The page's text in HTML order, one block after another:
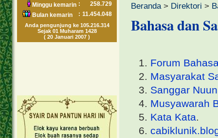
Minggu kemarin :
258.729
Bulan kemarin
: 11.454.048
Anda pengunjung ke 105.216.314
Sejak 01 Muharam 1428
( 20 Januari 2007 )
Beranda> Direktori >
Bahasa dan
Forum
Masyarakat
Sanggar
Musyawarah
Kata Kata.